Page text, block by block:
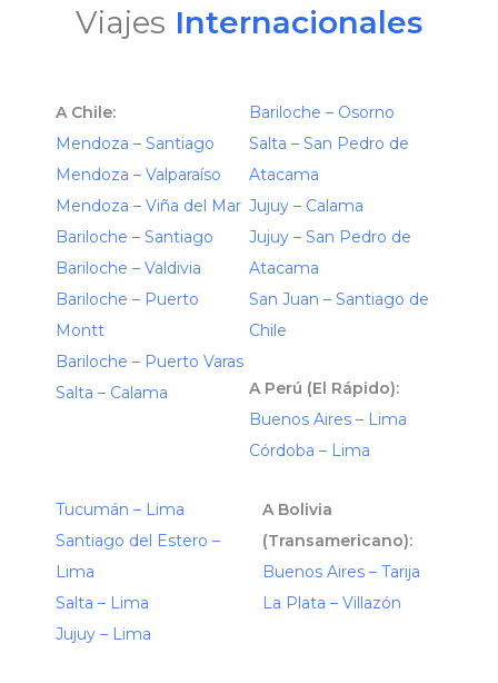
Viajes Internacionales
A Chile:
Mendoza – Santiago
Mendoza – Valparaíso
Mendoza – Viña del Mar
Bariloche – Santiago
Bariloche – Valdivia
Bariloche – Puerto
Montt
Bariloche – Puerto Varas
Salta – Calama
Bariloche – Osorno
Salta – San Pedro de
Atacama
Jujuy – Calama
Jujuy – San Pedro de
Atacama
San Juan – Santiago de
Chile
A Perú (El Rápido):
Buenos Aires – Lima
Córdoba – Lima
Tucumán – Lima
Santiago del Estero –
Lima
Salta – Lima
Jujuy – Lima
A Bolivia
(Transamericano):
Buenos Aires – Tarija
La Plata – Villazón